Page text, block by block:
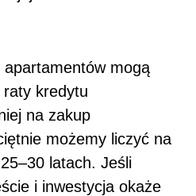
mogą
raty kredytu
na zakup
możemy liczyć na
latach. Jeśli
i inwestycja okaże